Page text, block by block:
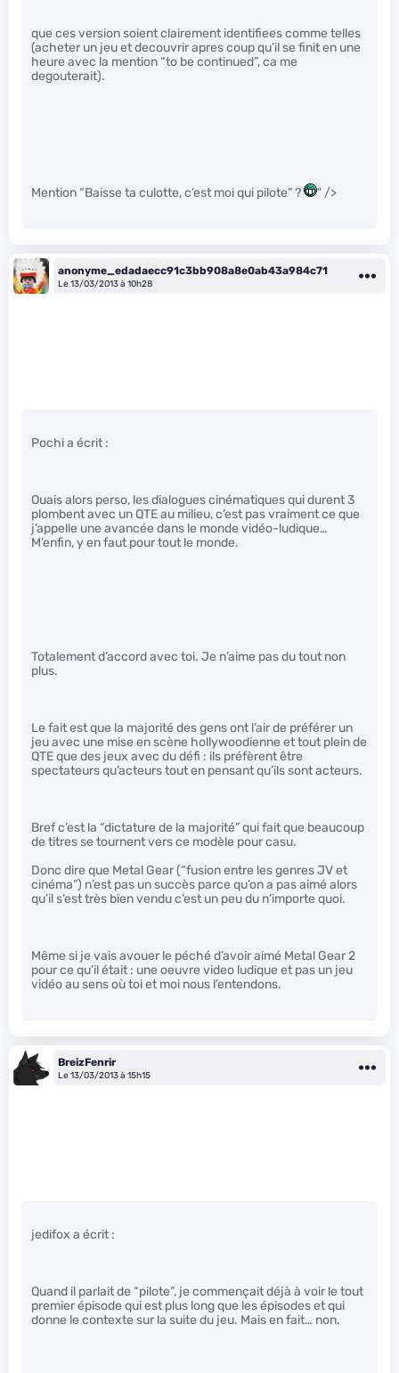
que ces version soient clairement identifiees comme telles
(acheter un jeu et decouvrir apres coup qu’il se finit en une
heure avec la mention “to be continued”, ca me
degouterait).
Mention “Baisse ta culotte, c’est moi qui pilote” ? " />
anonyme_edadaecc91c3bb908a8e0ab43a984c71
Le 13/03/2013 à 10h28
Pochi a écrit :
Ouais alors perso, les dialogues cinématiques qui durent 3
plombent avec un QTE au milieu, c’est pas vraiment ce que
j’appelle une avancée dans le monde vidéo-ludique…
M’enfin, y en faut pour tout le monde.
Totalement d’accord avec toi. Je n’aime pas du tout non
plus.
Le fait est que la majorité des gens ont l’air de préférer un
jeu avec une mise en scène hollywoodienne et tout plein de
QTE que des jeux avec du défi : ils préfèrent être
spectateurs qu’acteurs tout en pensant qu’ils sont acteurs.
Bref c’est la “dictature de la majorité” qui fait que beaucoup
de titres se tournent vers ce modèle pour casu.
Donc dire que Metal Gear (“fusion entre les genres JV et
cinéma”) n’est pas un succès parce qu’on a pas aimé alors
qu’il s’est très bien vendu c’est un peu du n’importe quoi.
Même si je vais avouer le péché d’avoir aimé Metal Gear 2
pour ce qu’il était : une oeuvre video ludique et pas un jeu
vidéo au sens où toi et moi nous l’entendons.
BreizFenrir
Le 13/03/2013 à 15h15
jedifox a écrit :
Quand il parlait de “pilote”, je commençait déjà à voir le tout
premier épisode qui est plus long que les épisodes et qui
donne le contexte sur la suite du jeu. Mais en fait… non.